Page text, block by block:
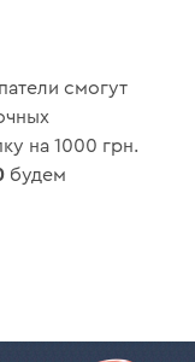
смогут
на 1000 грн.
будем